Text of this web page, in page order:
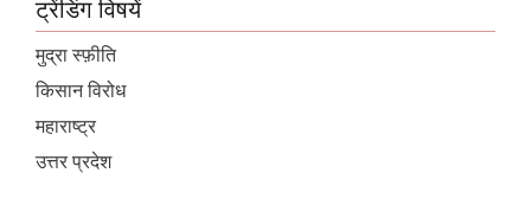
ट्रेंडिंग विषयें
मुद्रा स्फ़ीति
किसान विरोध
महाराष्ट्र
उत्तर प्रदेश